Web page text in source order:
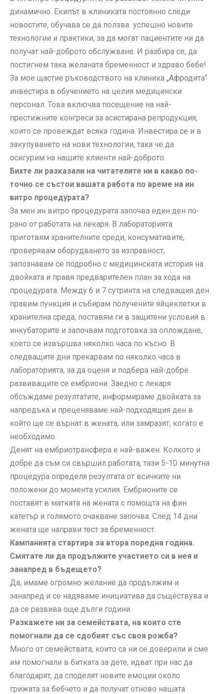
динамично. Екипът в клиниката постоянно следи
новостите, обучава се да ползва успешно новите
технологии и практики, за да могат пациентите ни да
получат най-доброто обслужване. И разбира се, да
постигнем така желаната бременност и здраво бебе!
За мое щастие ръководството на клиника „Афродита“
инвестира в обучението на целия медицински
персонал. Това включва посещение на най-
престижните конгреси за асистирана репродукция,
които се провеждат всяка година. Инвестира се и в
закупуването на нови технологии, така че да
осигурим на нашите клиенти най-доброто.
Бихте ли разказали на читателите ни в какво по-
точно се състои вашата работа по време на ин
витро процедурата?
За мен ин витро процедурата започва един ден по-
рано от работата на лекаря. В лабораторията
приготвям хранителните среди, консумативите,
проверявам оборудването за изправност,
запознавам се подробно с медицинската история на
двойката и правя предварителен план за хода на
процедурата. Между 6 и 7 сутринта на следващия ден
правим пункция и събирам получените яйцеклетки в
хранителна среда, поставям ги в защитени условия в
инкубаторите и започвам подготовка за оплождане,
което се извършва няколко часа по късно. В
следващите дни прекарвам по няколко часа в
лабораторията, за да оценя и подбера най-добре
развиващите се ембриони. Заедно с лекаря
обсъждаме резултатите, информираме двойката за
напредъка и преценяваме най-подходящия ден в
който ще се върнат в жената, или замразят, когато е
необходимо.
Денят на ембриотрансфера е най-важен. Колкото и
добре да съм си свършил работата, тази 5-10 минутна
процедура определя резултата от всичките ни
положени до момента усилия. Ембрионите се
поставят в матката на жената с помощта на фин
катетър и голямото очакване започва. След 14 дни
жената ще направи тест за бременност.
Кампанията стартира за втора поредна година.
Смятате ли да продължите участието си в нея и
занапред в бъдещето?
Да, имаме огромно желание да продължим и
занапред и се надяваме инициатива да съществува и
да се развива още дълги години.
Разкажете ни за семействата, на които сте
помогнали да се сдобият със своя рожба?
Много от семействата, които са ни се доверили и сме
им помогнали в битката за дете, идват при нас да
благодарят, да споделят новите емоции около
грижата за бебчето и да получат отново нашата